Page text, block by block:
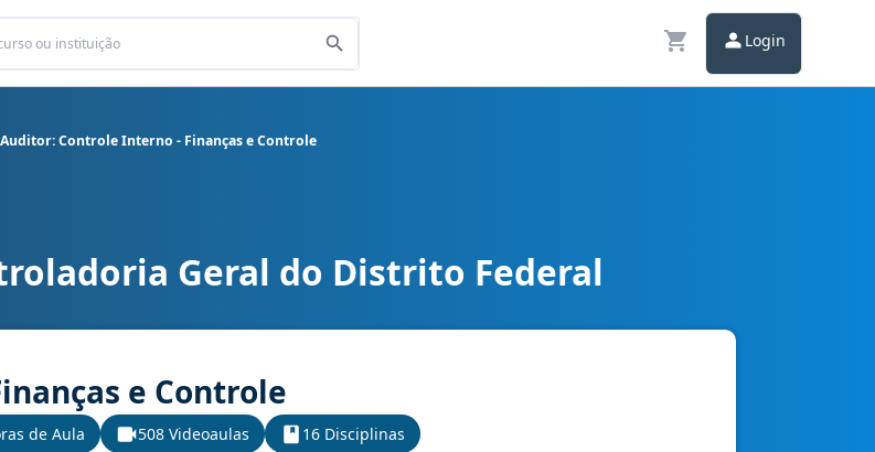
Login
Auditor: Controle Interno - Finanças e Controle
Federal cargo Auditor: Controle Interno - Finanças e Controle
Geral do Distrito Federal
e Controle
de Aula 508 Videoaulas 16 Disciplinas